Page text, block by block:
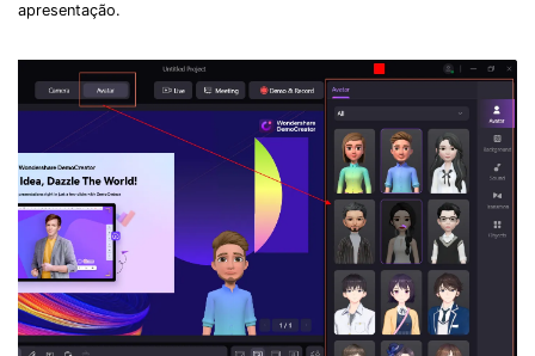
apresentação.
Record Like a Pro, Edit
With AI Ease.
Record. Edit. Share. All with Filmora!